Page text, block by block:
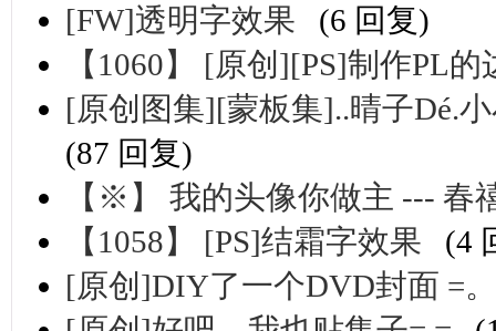
[FW]透明字效果
(6 回复)
【1060】 [原创][PS]制作PL的
[原创图集][蒙板集]..晴子Dé.
(87 回复)
【※】 我的头像你做主 --- 春
【1058】 [PS]结霜字效果
(4
[原创]DIY了一个DVD封面 =